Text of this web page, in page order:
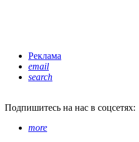
Реклама
email
search
Подпишитесь на нас в соцсетях:
more